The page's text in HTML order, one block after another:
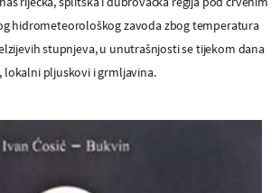
hidrometeorološkog zavoda zbog temperatura
stupnjeva, u unutrašnjosti se tijekom dana
lokalni pljuskovi i grmljavina.